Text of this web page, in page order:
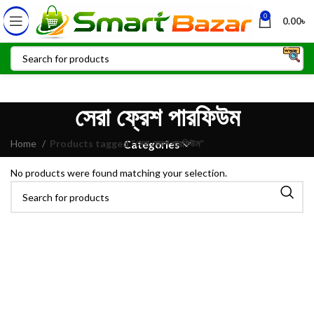
0 0.00৳
সেরা ফ্রেশ পারফিউম
Categories
Home Products tagged “সেরা ফ্রেশ পারফিউম”
No products were found matching your selection.